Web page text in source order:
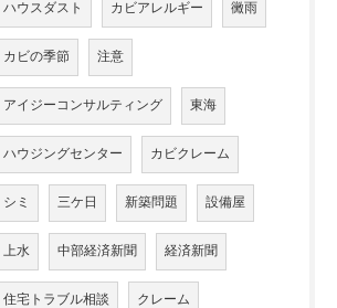
ハウスダスト カビアレルギー 黴雨
カビの季節 注意
アイジーコンサルティング 東海
ハウジングセンター カビクレーム
シミ 三ケ日 新築問題 設備屋
上水 中部経済新聞 経済新聞
住宅トラブル相談 クレーム